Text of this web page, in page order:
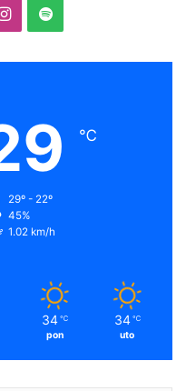
Instagram
Spotify
℃
29º - 22º
45%
1.02 km/h
34 ℃
pon
34 ℃
uto